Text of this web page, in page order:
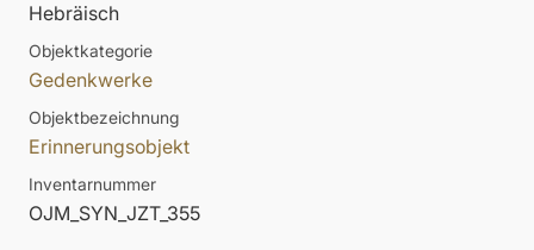
Hebräisch
Objektkategorie
Gedenkwerke
Objektbezeichnung
Erinnerungsobjekt
Inventarnummer
OJM_SYN_JZT_355